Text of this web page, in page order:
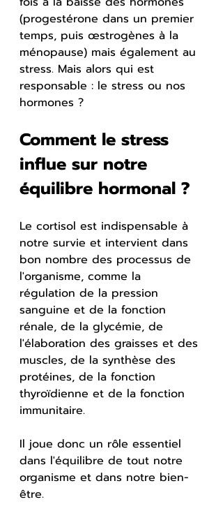
(progestérone dans un premier
temps, puis œstrogènes à la
ménopause) mais également au
stress. Mais alors qui est
responsable : le stress ou nos
hormones ?
Comment le stress
influe sur notre
équilibre hormonal ?
Le cortisol est indispensable à
notre survie et intervient dans
bon nombre des processus de
l'organisme, comme la
régulation de la pression
sanguine et de la fonction
rénale, de la glycémie, de
l'élaboration des graisses et des
muscles, de la synthèse des
protéines, de la fonction
thyroïdienne et de la fonction
immunitaire.
Il joue donc un rôle essentiel
dans l'équilibre de tout notre
organisme et dans notre bien-
être.